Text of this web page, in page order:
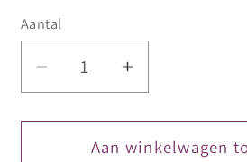
Aantal
Aantal
verlagen
voor
Aantal
verhogen
voor
10
Aan winkelwagen